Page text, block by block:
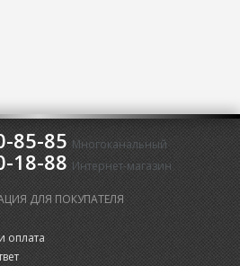
85-85 Многоканальный
18-88 Интернет-магазин
ДЛЯ ПОКУПАТЕЛЯ
оплата